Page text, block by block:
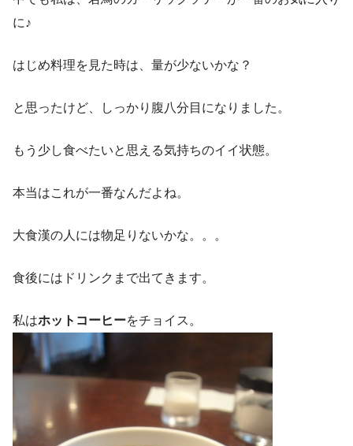
に♪
はじめ料理を見た時は、量が少ないかな？
と思ったけど、しっかり腹八分目になりました。
もう少し食べたいと思える気持ちのイイ状態。
本当はこれが一番なんだよね。
大食漢の人には物足りないかな。。。
食後にはドリンクまで出てきます。
私はホットコーヒーをチョイス。